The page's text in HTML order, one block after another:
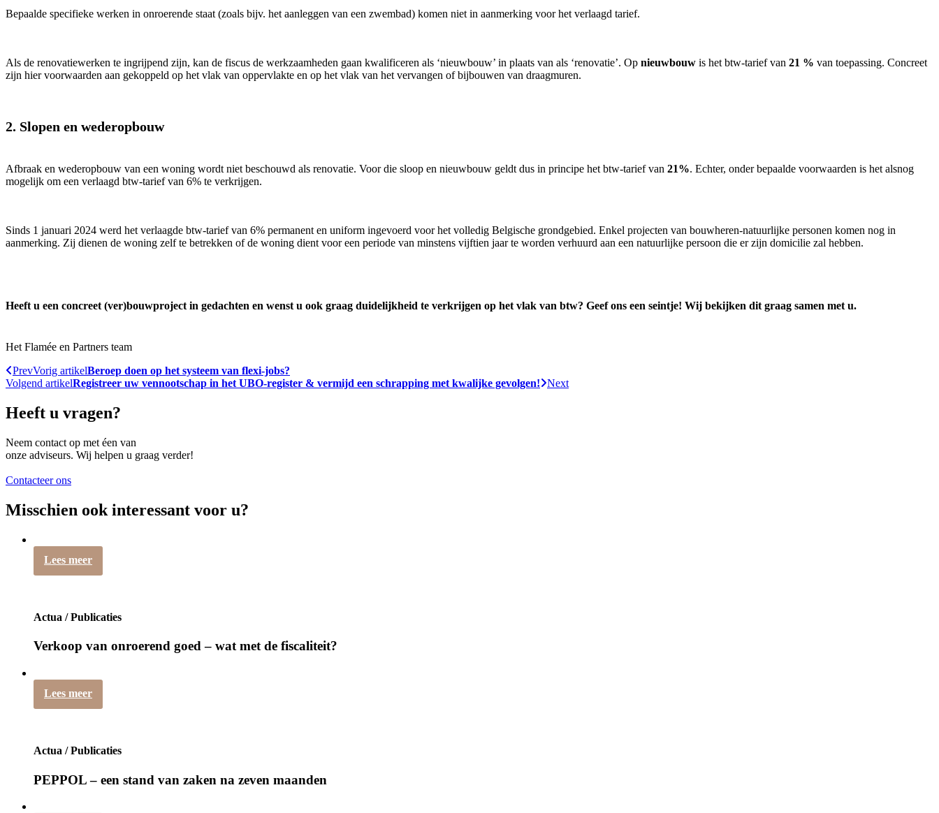
Bepaalde specifieke werken in onroerende staat (zoals bijv. het aanleggen van een zwembad) komen niet in aanmerking voor het verlaagd tarief.
Als de renovatiewerken te ingrijpend zijn, kan de fiscus de werkzaamheden gaan kwalificeren als ‘nieuwbouw’ in plaats van als ‘renovatie’. Op nieuwbouw is het btw-tarief van 21 % van toepassing. Concreet
zijn hier voorwaarden aan gekoppeld op het vlak van oppervlakte en op het vlak van het vervangen of bijbouwen van draagmuren.
2. Slopen en wederopbouw
Afbraak en wederopbouw van een woning wordt niet beschouwd als renovatie. Voor die sloop en nieuwbouw geldt dus in principe het btw-tarief van 21%. Echter, onder bepaalde voorwaarden is het alsnog
mogelijk om een verlaagd btw-tarief van 6% te verkrijgen.
Sinds 1 januari 2024 werd het verlaagde btw-tarief van 6% permanent en uniform ingevoerd voor het volledig Belgische grondgebied. Enkel projecten van bouwheren-natuurlijke personen komen nog in
aanmerking. Zij dienen de woning zelf te betrekken of de woning dient voor een periode van minstens vijftien jaar te worden verhuurd aan een natuurlijke persoon die er zijn domicilie zal hebben.
Heeft u een concreet (ver)bouwproject in gedachten en wenst u ook graag duidelijkheid te verkrijgen op het vlak van btw? Geef ons een seintje! Wij bekijken dit graag samen met u.
Het Flamée en Partners team
PrevVorig artikelBeroep doen op het systeem van flexi-jobs?
Volgend artikelRegistreer uw vennootschap in het UBO-register & vermijd een schrapping met kwalijke gevolgen! Next
Heeft u vragen?
Neem contact op met éen van
onze adviseurs. Wij helpen u graag verder!
Contacteer ons
Misschien ook interessant voor u?
Lees meer
Actua / Publicaties
Verkoop van onroerend goed – wat met de fiscaliteit?
Lees meer
Actua / Publicaties
PEPPOL – een stand van zaken na zeven maanden